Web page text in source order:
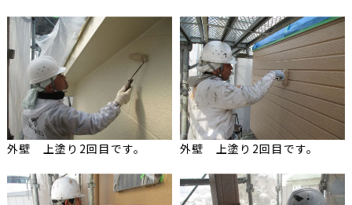
外壁 上塗り2回目です。 外壁 上塗り2回目です。